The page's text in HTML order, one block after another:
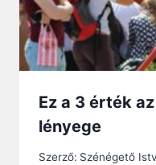
Ez a 3 érték
lényege
Szerző: Szénégető